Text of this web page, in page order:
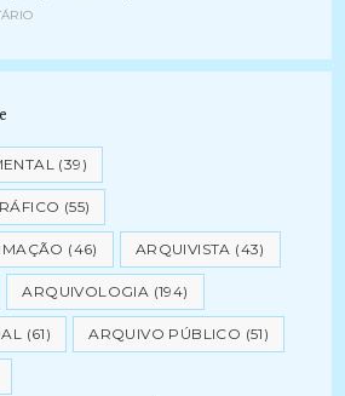
(39)
(55)
(46) ARQUIVISTA (43)
ARQUIVOLOGIA (194)
(61) ARQUIVO PÚBLICO (51)